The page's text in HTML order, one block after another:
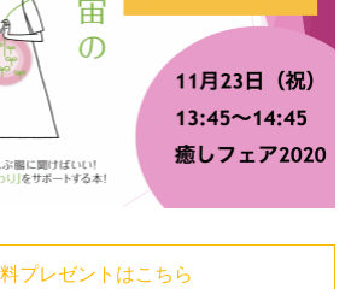
プレゼントはこちら